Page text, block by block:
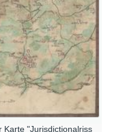
Karte "Jurisdictionalriss